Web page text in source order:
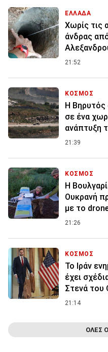
ΕΛΛΑΔΑ
Χωρίς τις
άνδρας
21:52
ΚΟΣΜΟΣ
Η Βηρυτός
σε ένα
ανάπτυξη
21:39
ΚΟΣΜΟΣ
Η
Ουκρανή
με το
21:26
ΚΟΣΜΟΣ
To Ιράν
έχει
Στενά του
21:14
ΟΛΕΣ